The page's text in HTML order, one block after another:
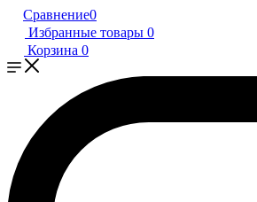
Сравнение0
Избранные товары 0
Корзина 0